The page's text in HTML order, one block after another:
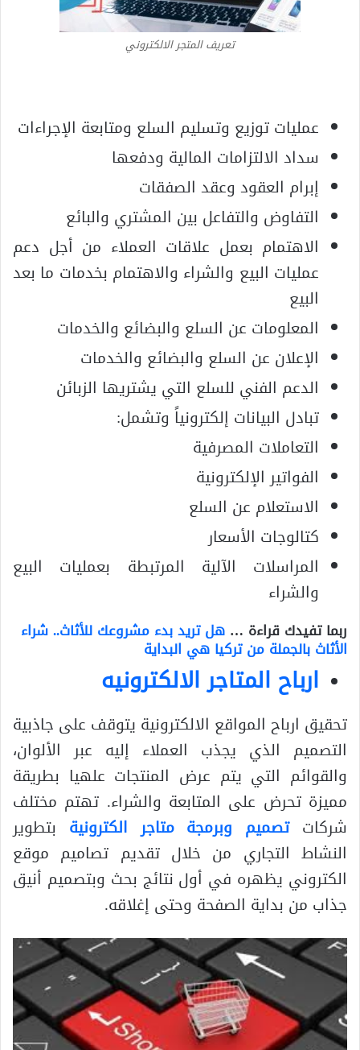
تعريف المتجر الالكتروني
عمليات توزيع وتسليم السلع ومتابعة الإجراءات
سداد الالتزامات المالية ودفعها
إبرام العقود وعقد الصفقات
التفاوض والتفاعل بين المشتري والبائع
الاهتمام بعمل علاقات العملاء من أجل دعم
عمليات البيع والشراء والاهتمام بخدمات ما بعد
البيع
المعلومات عن السلع والبضائع والخدمات
الإعلان عن السلع والبضائع والخدمات
الدعم الفني للسلع التي يشتريها الزبائن
تبادل البيانات إلكترونياً وتشمل:
التعاملات المصرفية
الفواتير الإلكترونية
الاستعلام عن السلع
كتالوجات الأسعار
المراسلات الآلية المرتبطة بعمليات البيع
والشراء
ربما تفيدك قراءة … هل تريد بدء مشروعك للأثاث.. شراء
الأثاث بالجملة من تركيا هي البداية
ارباح المتاجر الالكترونيه
تحقيق ارباح المواقع الالكترونية يتوقف على جاذبية
التصميم الذي يجذب العملاء إليه عبر الألوان،
والقوائم التي يتم عرض المنتجات علهيا بطريقة
مميزة تحرض على المتابعة والشراء. تهتم مختلف
شركاتتصميم وبرمجة متاجر الكترونية بتطوير
النشاط التجاري من خلال تقديم تصاميم موقع
الكتروني يظهره في أول نتائج بحث وبتصميم أنيق
جذاب من بداية الصفحة وحتى إغلاقه.